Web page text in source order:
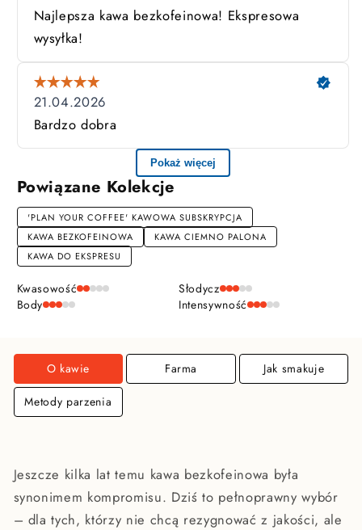
Powiązane Kolekcje
'PLAN YOUR COFFEE' KAWOWA SUBSKRYPCJA
KAWA BEZKOFEINOWA
KAWA CIEMNO PALONA
KAWA DO EKSPRESU
Kwasowość
Słodycz
Body
Intensywność
O kawie Farma Jak smakuje
Metody parzenia
Jeszcze kilka lat temu kawa bezkofeinowa była
synonimem kompromisu. Dziś to pełnoprawny wybór
– dla tych, którzy nie chcą rezygnować z jakości, ale